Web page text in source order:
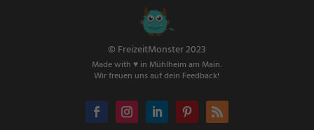
© FreizeitMonster 2023
Made with ♥ in Mühlheim am Main.
Wir freuen uns auf dein Feedback!